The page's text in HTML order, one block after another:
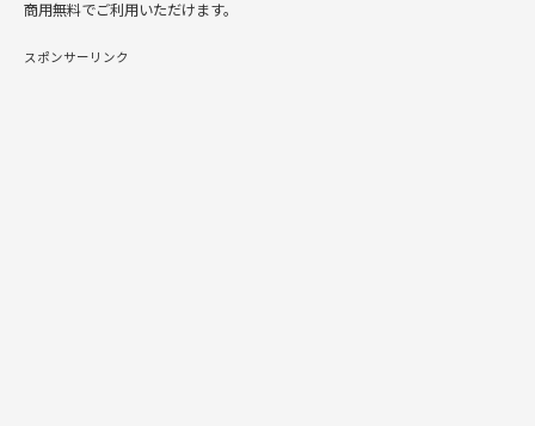
商用無料でご利用いただけます。
スポンサーリンク